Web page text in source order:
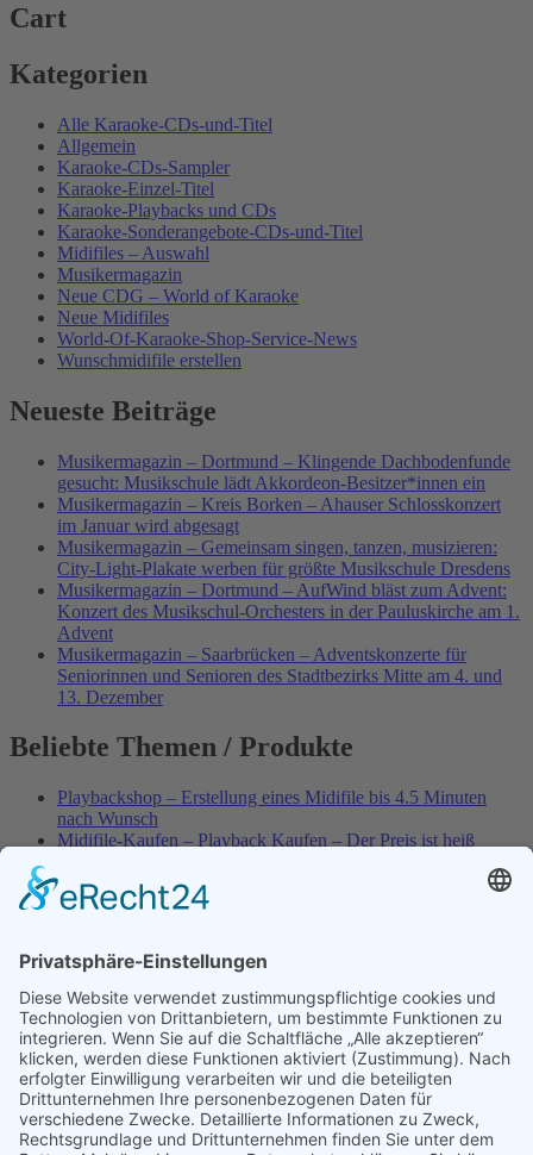
Cart
Kategorien
Alle Karaoke-CDs-und-Titel
Allgemein
Karaoke-CDs-Sampler
Karaoke-Einzel-Titel
Karaoke-Playbacks und CDs
Karaoke-Sonderangebote-CDs-und-Titel
Midifiles – Auswahl
Musikermagazin
Neue CDG – World of Karaoke
Neue Midifiles
World-Of-Karaoke-Shop-Service-News
Wunschmidifile erstellen
Neueste Beiträge
Musikermagazin – Dortmund – Klingende Dachbodenfunde
gesucht: Musikschule lädt Akkordeon-Besitzer*innen ein
Musikermagazin – Kreis Borken – Ahauser Schlosskonzert
im Januar wird abgesagt
Musikermagazin – Gemeinsam singen, tanzen, musizieren:
City-Light-Plakate werben für größte Musikschule Dresdens
Musikermagazin – Dortmund – AufWind bläst zum Advent:
Konzert des Musikschul-Orchesters in der Pauluskirche am 1.
Advent
Musikermagazin – Saarbrücken – Adventskonzerte für
Seniorinnen und Senioren des Stadtbezirks Mitte am 4. und
13. Dezember
Beliebte Themen / Produkte
Playbackshop – Erstellung eines Midifile bis 4.5 Minuten
nach Wunsch
Midifile-Kaufen – Playback Kaufen – Der Preis ist heiß
Spezial – Karnevals-Plackbacks kaufen
World-of-Karaoke – Midifiles kaufen – Ich baue Dein
Playbackshop – Erstellung eines Wunschmidifile bis 3.5
Minuten
10 Spanische All-TIME Sommerhits als Karaoke-Playbacks –
Absolute Klassiker
Playbackshop – Erstellung eines Wunschmidifile bis 3.0
Minuten
Dein AKTUELLER Warenkorb
Versandkosten